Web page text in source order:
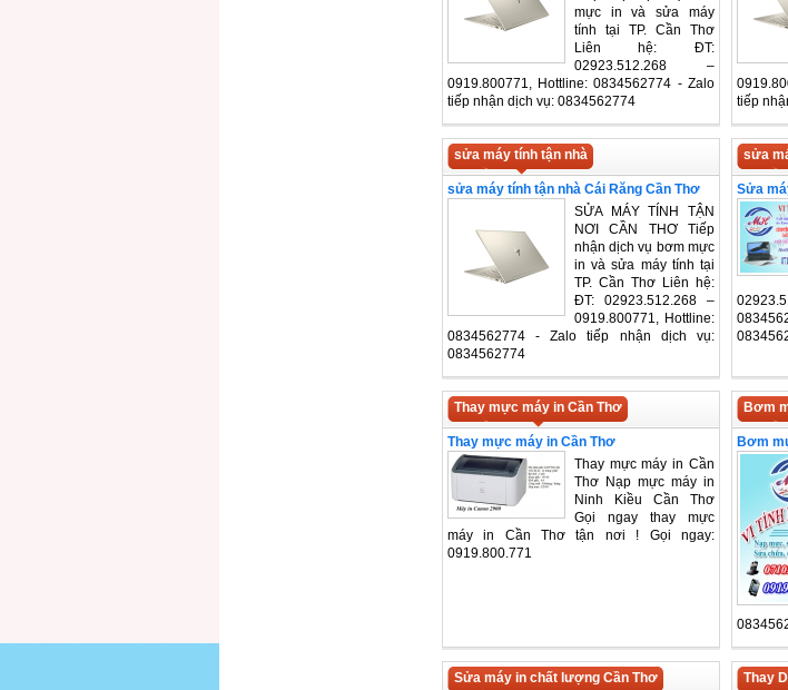
mực in và sửa máy
tính tại TP. Cần Thơ
Liên hệ: ĐT:
02923.512.268 –
0919.800771, Hottline: 0834562774 - Zalo
tiếp nhận dịch vụ: 0834562774
tiếp
sửa máy tính tận nhà
sửa máy tính tận nhà Cái Răng Cần Thơ
SỬA MÁY TÍNH TẬN
NƠI CẦN THƠ Tiếp
nhận dịch vụ bơm mực
in và sửa máy tính tại
TP. Cần Thơ Liên hệ:
ĐT: 02923.512.268 –
0919.800771, Hottline:
0834562774 - Zalo tiếp nhận dịch vụ:
0834562774
sửa
Sửa
Thay mực máy in Cần Thơ
Thay mực máy in Cần Thơ
Thay mực máy in Cần
Thơ Nạp mực máy in
Ninh Kiều Cần Thơ
Gọi ngay thay mực
máy in Cần Thơ tận nơi ! Gọi ngay:
0919.800.771
Bơm
Bơm
Sửa máy in chất lượng Cần Thơ Thay